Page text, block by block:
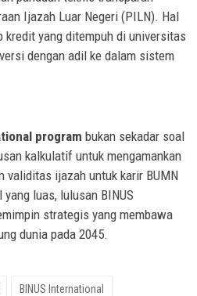
Ijazah Luar Negeri (PILN). Hal
yang ditempuh di universitas
dengan adil ke dalam sistem
program bukan sekadar soal
kalkulatif untuk mengamankan
validitas ijazah untuk karir BUMN
luas, lulusan BINUS
strategis yang membawa
dunia pada 2045.
BINUS International